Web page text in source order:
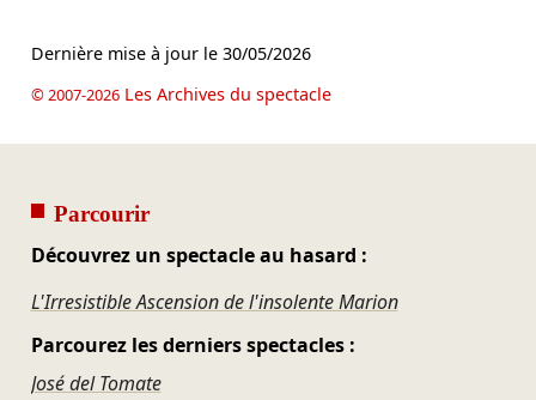
Dernière mise à jour le 30/05/2026
© 2007-2026Les Archives du spectacle
Parcourir
Découvrez un spectacle au hasard :
L'Irresistible Ascension de l'insolente Marion
Parcourez les derniers spectacles :
José del Tomate